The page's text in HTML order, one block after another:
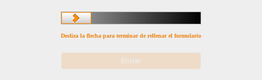
Desliza la flecha para terminar de rellenar el formulario